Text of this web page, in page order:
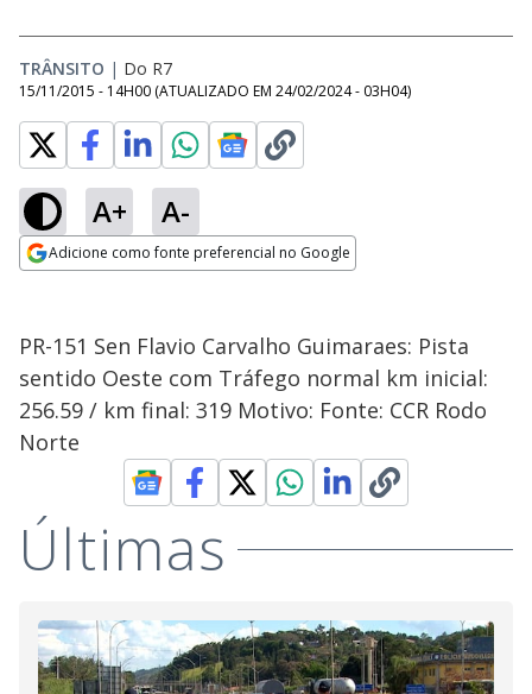
TRÂNSITO | Do R7
15/11/2015 - 14H00 (ATUALIZADO EM 24/02/2024 - 03H04)
A+ A-
Adicione como fonte preferencial no Google
PR-151 Sen Flavio Carvalho Guimaraes: Pista
sentido Oeste com Tráfego normal km inicial:
256.59 / km final: 319 Motivo: Fonte: CCR Rodo
Norte
Últimas